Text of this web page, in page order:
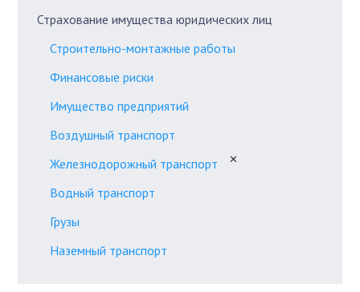
Страхование имущества юридических лиц
Строительно-монтажные работы
Финансовые риски
Имущество предприятий
Воздушный транспорт
Железнодорожный транспорт
✕
Водный транспорт
Грузы
Наземный транспорт